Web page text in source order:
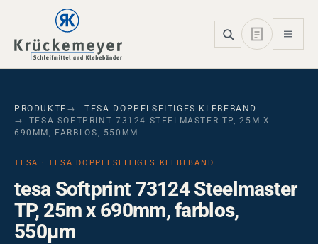
Skip to main navigation
Skip to main content
Skip to page footer
PRODUKTE
TESA DOPPELSEITIGES KLEBEBAND
TESA SOFTPRINT 73124 STEELMASTER TP, 25M X
690MM, FARBLOS, 550ΜM
TESA · TESA DOPPELSEITIGES KLEBEBAND
tesa Softprint 73124 Steelmaster
TP, 25m x 690mm, farblos,
550µm